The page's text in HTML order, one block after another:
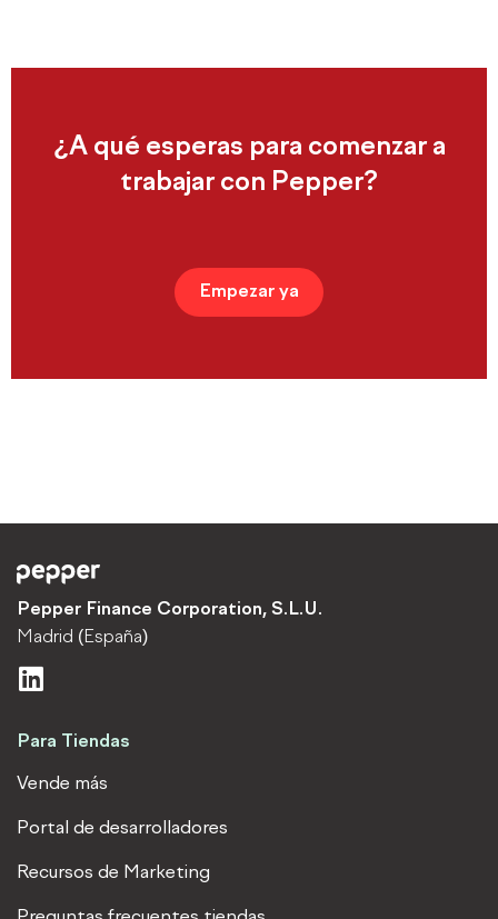
¿A qué esperas para comenzar a
trabajar con Pepper?
Empezar ya
Pepper Finance Corporation, S.L.U.
Madrid (España)
L
n
e
n
Para Tiendas
Vende más
Portal de desarrolladores
Recursos de Marketing